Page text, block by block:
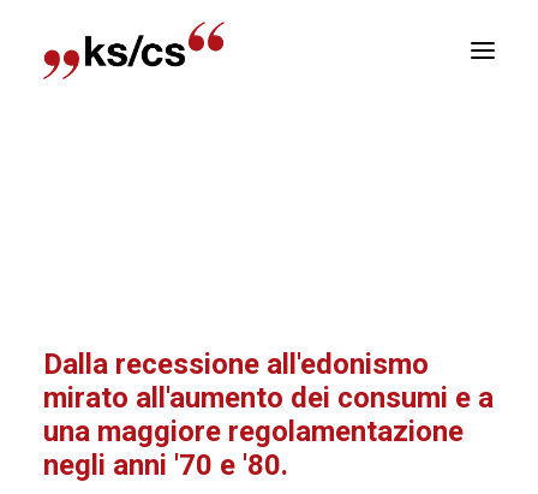
Dalla recessione all'edonismo
mirato all'aumento dei consumi e a
una maggiore regolamentazione
negli anni '70 e '80.